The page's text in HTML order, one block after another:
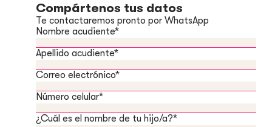
Compártenos tus datos
Te contactaremos pronto por WhatsApp
Nombre acudiente*
Apellido acudiente*
Correo electrónico*
Número celular*
¿Cuál es el nombre de tu hijo/a?*